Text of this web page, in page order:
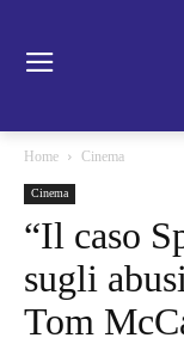
Home Cinema
Cinema
“Il caso
sugli
Tom